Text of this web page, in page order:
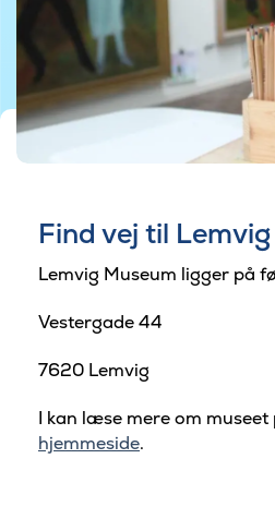
Find vej til
Lemvig Museum ligger på
Vestergade 44
7620 Lemvig
I kan læse mere om museet
hjemmeside.